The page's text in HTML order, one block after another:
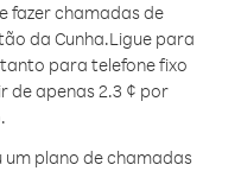
fazer chamadas de
da Cunha.Ligue para
para telefone fixo
de apenas 2.3 ¢ por
plano de chamadas